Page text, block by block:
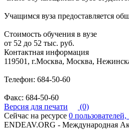
Учащимся вуза предоставляется
Стоимость обучения в вузе
от 52 до 52 тыс. руб.
Контактная информация
119501, г.Москва, Москва,
Телефон: 684-50-60
Факс: 684-50-60
Версия для печати
(0)
Сейчас на ресурсе 0 пользователей,
ENDEAV.ORG - Международная